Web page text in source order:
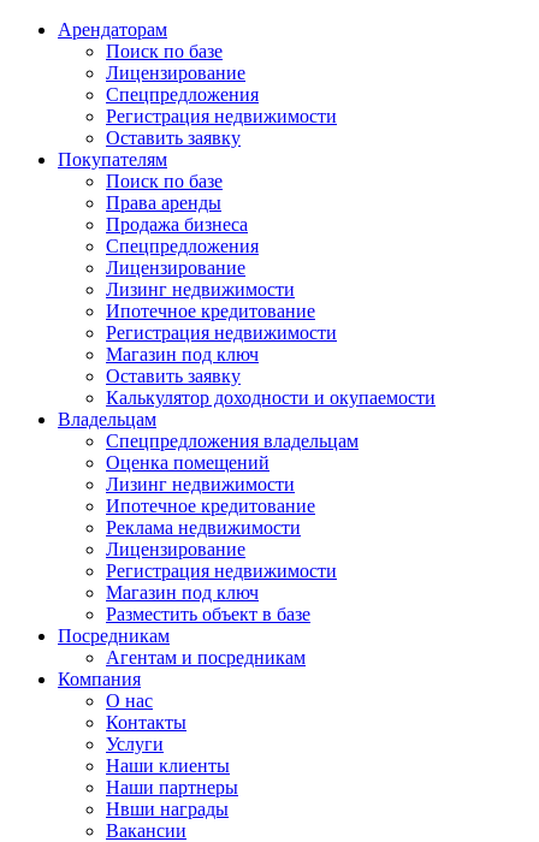
Арендаторам
Поиск по базе
Лицензирование
Спецпредложения
Регистрация недвижимости
Оставить заявку
Покупателям
Поиск по базе
Права аренды
Продажа бизнеса
Спецпредложения
Лицензирование
Лизинг недвижимости
Ипотечное кредитование
Регистрация недвижимости
Магазин под ключ
Оставить заявку
Калькулятор доходности и окупаемости
Владельцам
Спецпредложения владельцам
Оценка помещений
Лизинг недвижимости
Ипотечное кредитование
Реклама недвижимости
Лицензирование
Регистрация недвижимости
Магазин под ключ
Разместить объект в базе
Посредникам
Агентам и посредникам
Компания
О нас
Контакты
Услуги
Наши клиенты
Наши партнеры
Нвши награды
Вакансии